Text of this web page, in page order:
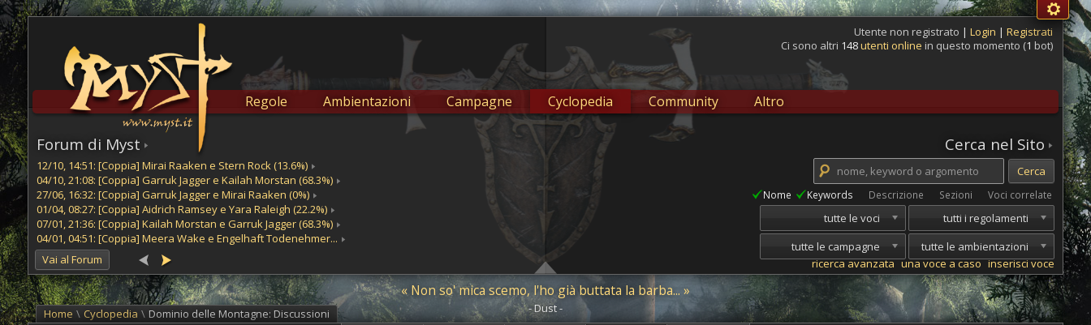
Utente non registrato | Login |Registrati
Ci sono altri 148utenti online in questo momento (1 bot)
Regole Ambientazioni Campagne Cyclopedia Community Altro
Cerca nel Sito
Nome Keywords Descrizione Sezioni Voci correlate
tutti i regolamenti
tutte le voci
tutte le ambientazioni
tutte le campagne
ricerca avanzata una voce a caso inserisci voce
Forum di Myst
12/10, 14:51: [Coppia] Mirai Raaken e Stern Rock (13.6%)
04/10, 21:08: [Coppia] Garruk Jagger e Kailah Morstan (68.3%)
27/06, 16:32: [Coppia] Garruk Jagger e Mirai Raaken (0%)
01/04, 08:27: [Coppia] Aidrich Ramsey e Yara Raleigh (22.2%)
07/01, 21:36: [Coppia] Kailah Morstan e Garruk Jagger (68.3%)
04/01, 04:51: [Coppia] Meera Wake e Engelhaft Todenehmer...
Vai al Forum
« Non so' mica scemo, l'ho già buttata la barba... »
- Dust -
Home \ Cyclopedia \ Dominio delle Montagne: Discussioni